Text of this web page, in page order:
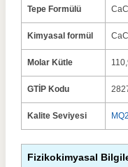
Tepe Formülü
Kimyasal formül
Molar Kütle
GTİP Kodu
Kalite Seviyesi
Fizikokimyasal